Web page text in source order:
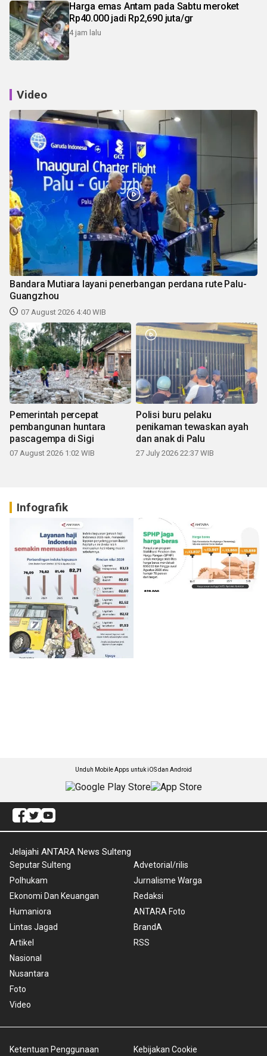
Harga emas Antam pada Sabtu meroket
Rp40.000 jadi Rp2,690 juta/gr
4 jam lalu
Video
Bandara Mutiara layani penerbangan perdana rute Palu-
Guangzhou
07 August 2026 4:40 WIB
Pemerintah percepat
pembangunan huntara
pascagempa di Sigi
07 August 2026 1:02 WIB
Polisi buru pelaku
penikaman tewaskan ayah
dan anak di Palu
27 July 2026 22:37 WIB
Infografik
Unduh Mobile Apps untuk iOS dan Android
Jelajahi ANTARA News Sulteng
Seputar Sulteng
Polhukam
Ekonomi Dan Keuangan
Humaniora
Lintas Jagad
Artikel
Nasional
Nusantara
Foto
Video
Advetorial/rilis
Jurnalisme Warga
Redaksi
ANTARA Foto
BrandA
RSS
Ketentuan Penggunaan Kebijakan Cookie